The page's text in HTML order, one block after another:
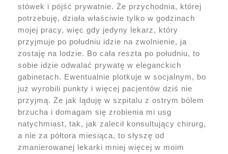
stówek i pójść prywatnie. Że przychodnia, której
potrzebuję, działa właściwie tylko w godzinach
mojej pracy, więc gdy jedyny lekarz, który
przyjmuje po południu idzie na zwolnienie, ja
zostaję na lodzie. Bo cała reszta po południu, to
sobie idzie odwalać prywatę w eleganckich
gabinetach. Ewentualnie plotkuje w socjalnym, bo
już wyrobili punkty i więcej pacjentów dziś nie
przyjmą. Że jak ląduję w szpitalu z ostrym bólem
brzucha i domagam się zrobienia mi usg
natychmiast, tak, jak zalecił konsultujący chirurg,
a nie za półtora miesiąca, to słyszę od
zmanierowanej lekarki mniej więcej w moim